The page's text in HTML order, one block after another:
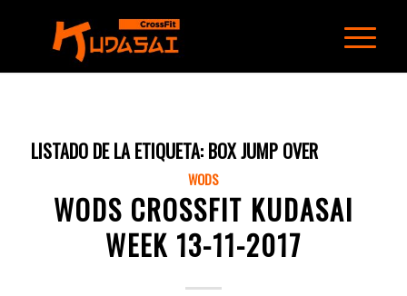
LISTADO DE LA ETIQUETA: BOX JUMP OVER
WODS
WODS CROSSFIT KUDASAI
WEEK 13-11-2017